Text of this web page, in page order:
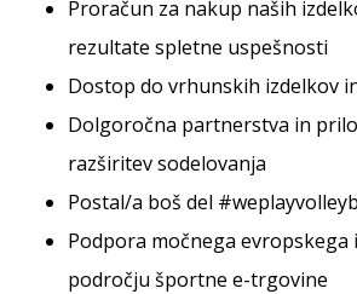
Začnite
Pridružite
se
našemu…
Prikaži
vse
članke
Proračun za nakup naših
rezultate spletne uspešnosti
Dostop do vrhunskih izdelkov
Dolgoročna partnerstva in
razširitev sodelovanja
Postal/a boš del
Podpora močnega evropskega
področju športne e-trgovine